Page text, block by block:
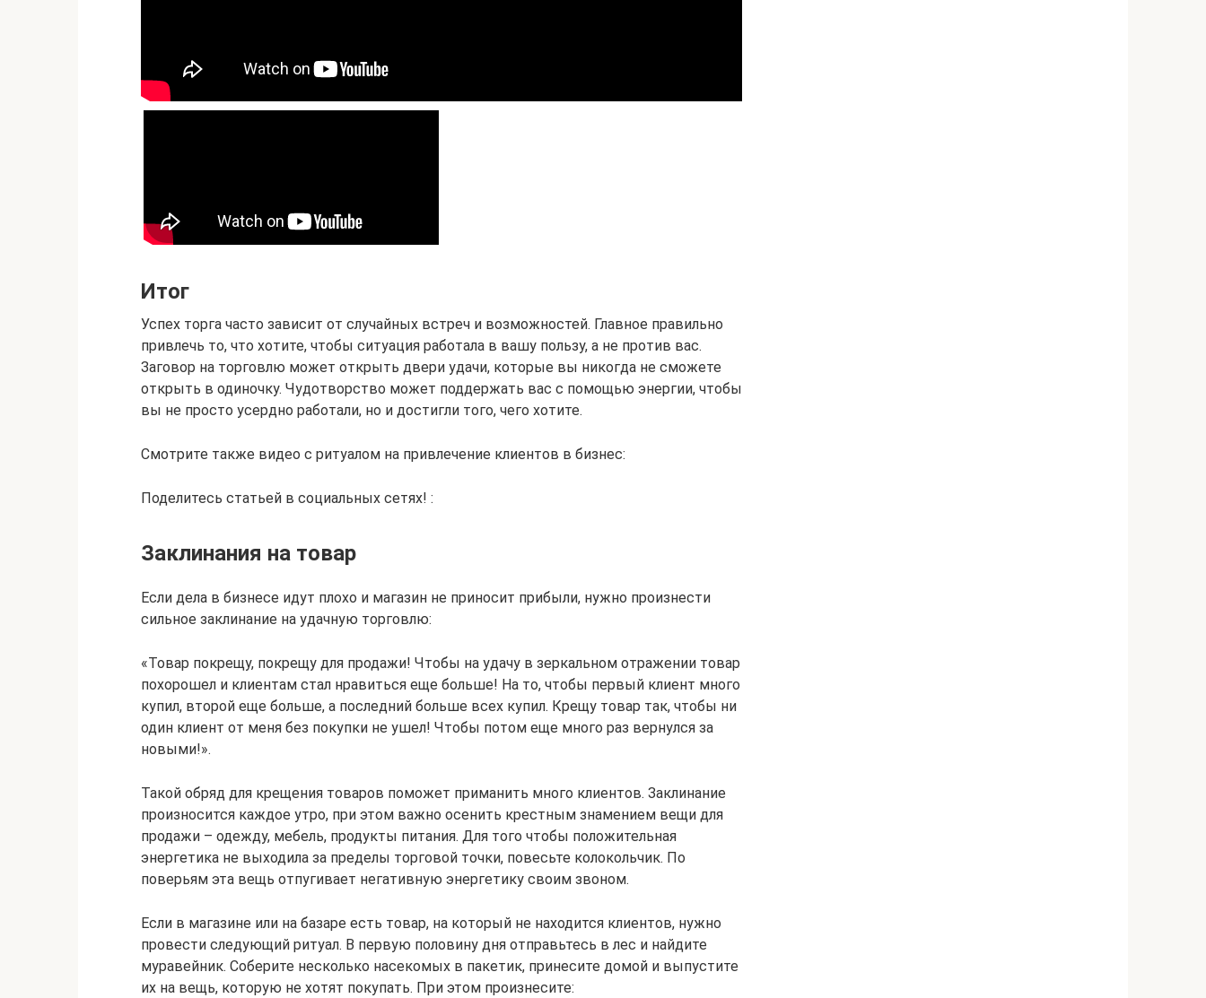
Итог
Успех торга часто зависит от случайных встреч и возможностей. Главное правильно
привлечь то, что хотите, чтобы ситуация работала в вашу пользу, а не против вас.
Заговор на торговлю может открыть двери удачи, которые вы никогда не сможете
открыть в одиночку. Чудотворство может поддержать вас с помощью энергии, чтобы
вы не просто усердно работали, но и достигли того, чего хотите.
Смотрите также видео с ритуалом на привлечение клиентов в бизнес:
Поделитесь статьей в социальных сетях! :
Заклинания на товар
Если дела в бизнесе идут плохо и магазин не приносит прибыли, нужно произнести
сильное заклинание на удачную торговлю:
«Товар покрещу, покрещу для продажи! Чтобы на удачу в зеркальном отражении товар
похорошел и клиентам стал нравиться еще больше! На то, чтобы первый клиент много
купил, второй еще больше, а последний больше всех купил. Крещу товар так, чтобы ни
один клиент от меня без покупки не ушел! Чтобы потом еще много раз вернулся за
новыми!».
Такой обряд для крещения товаров поможет приманить много клиентов. Заклинание
произносится каждое утро, при этом важно осенить крестным знамением вещи для
продажи – одежду, мебель, продукты питания. Для того чтобы положительная
энергетика не выходила за пределы торговой точки, повесьте колокольчик. По
поверьям эта вещь отпугивает негативную энергетику своим звоном.
Если в магазине или на базаре есть товар, на который не находится клиентов, нужно
провести следующий ритуал. В первую половину дня отправьтесь в лес и найдите
муравейник. Соберите несколько насекомых в пакетик, принесите домой и выпустите
их на вещь, которую не хотят покупать. При этом произнесите: